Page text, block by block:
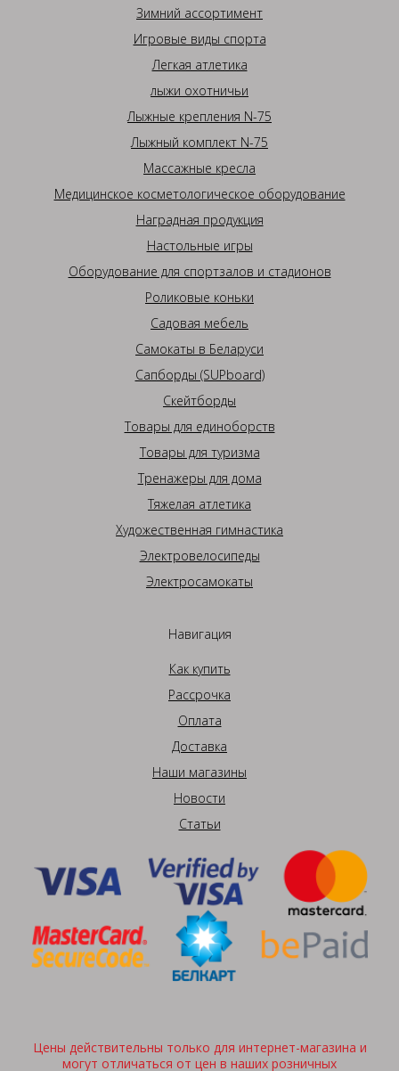
Зимний ассортимент
Игровые виды спорта
Легкая атлетика
лыжи охотничьи
Лыжные крепления N-75
Лыжный комплект N-75
Массажные кресла
Медицинское косметологическое оборудование
Наградная продукция
Настольные игры
Оборудование для спортзалов и стадионов
Роликовые коньки
Садовая мебель
Самокаты в Беларуси
Сапборды (SUPboard)
Скейтборды
Товары для единоборств
Товары для туризма
Тренажеры для дома
Тяжелая атлетика
Художественная гимнастика
Электровелосипеды
Электросамокаты
Навигация
Как купить
Рассрочка
Оплата
Доставка
Наши магазины
Новости
Статьи
Цены действительны только для интернет-магазина и
могут отличаться от цен в наших розничных